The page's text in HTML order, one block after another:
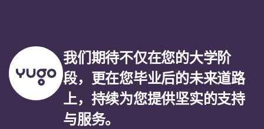
我们期待不仅在您的大学阶
段，更在您毕业后的未来道路
上，持续为您提供坚实的支持
与服务。